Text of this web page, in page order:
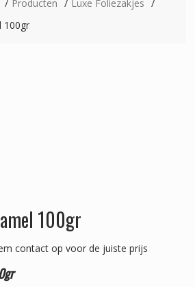
Producten
Luxe Foliezakjes
100gr
100gr
contact op voor de juiste prijs